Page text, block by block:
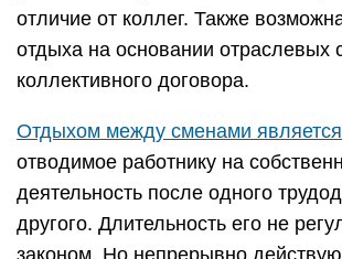
отличие от коллег. Также
отдыха на основании отраслевых
коллективного договора.
Отдыхом между сменами
отводимое работнику на
деятельность после одного
другого. Длительность его не
законом. Но непрерывно